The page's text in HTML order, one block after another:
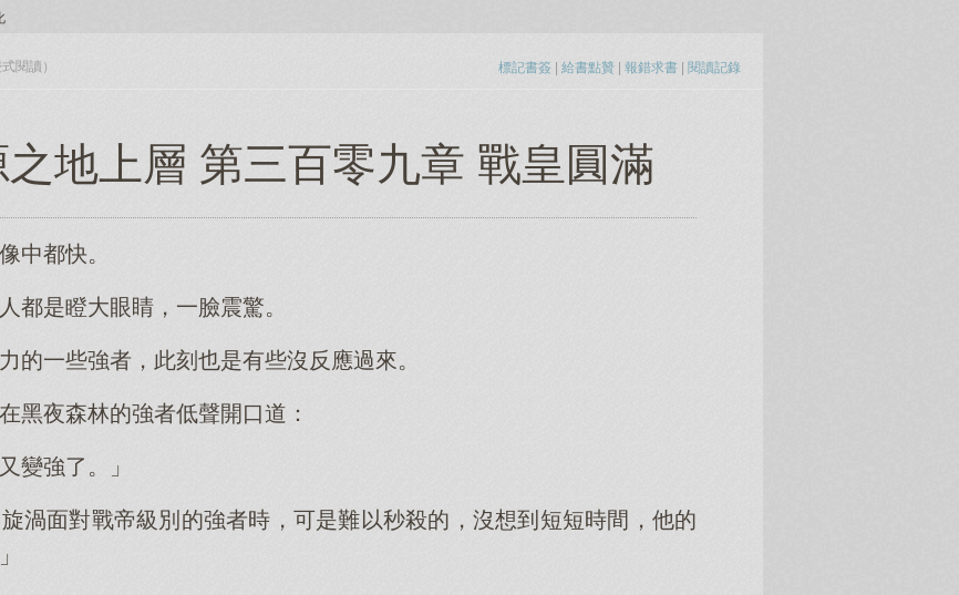
標記書簽 | 給書點贊 | 報錯求書 | 閱讀記錄
閱讀）
地上層 第三百零九章 戰皇圓滿
中都快。
都是瞪大眼睛，一臉震驚。
的一些強者，此刻也是有些沒反應過來。
黑夜森林的強者低聲開口道：
變強了。」
旋渦面對戰帝級別的強者時，可是難以秒殺的，沒想到短短時間，他的